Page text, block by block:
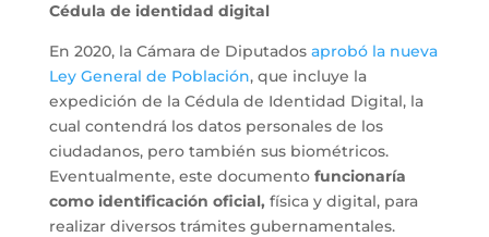
Cédula de identidad digital
En 2020, la Cámara de Diputados aprobó la nueva
Ley General de Población,que incluye la
expedición de la Cédula de Identidad Digital, la
cual contendrá los datos personales de los
ciudadanos, pero también sus biométricos.
Eventualmente, este documento funcionaría
como identificación oficial, física y digital, para
realizar diversos trámites gubernamentales.